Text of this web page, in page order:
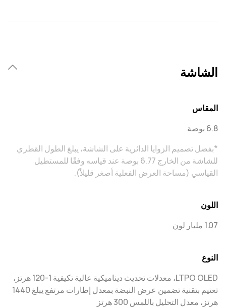
الشاشة
المقاس
6.8 بوصة
*بفضل تصميم الزوايا الدائرية على الشاشة، يبلغ الطول القطري
للشاشة من الخارج 6.77 بوصة عند قياسه وفقًا للمستطيل
القياسي (مساحة العرض الفعلية أصغر قليلاً).
اللون
1.07 مليار لون
النوع
LTPO OLED، معدلات تحديث ديناميكية عالية تكيفية 1-120 هرتز،
تعتيم بتقنية تضمين عرض النبضة بمعدل إطارات مرتفع يبلغ 1440
هرتز، معدل التحليل باللمس 300 هرتز